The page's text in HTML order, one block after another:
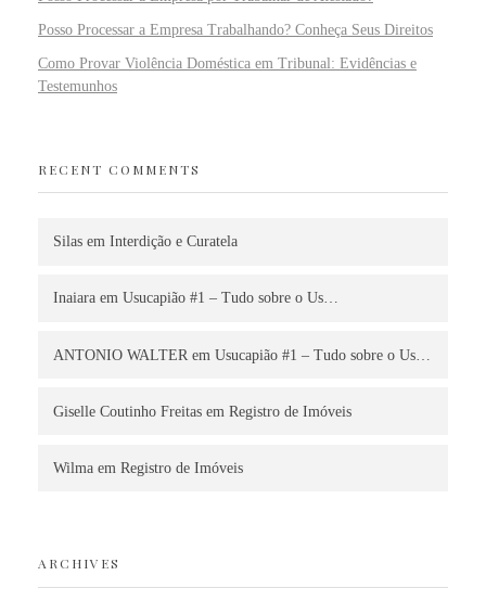
Posso Processar a Empresa Trabalhando? Conheça Seus Direitos
Como Provar Violência Doméstica em Tribunal: Evidências e
Testemunhos
RECENT COMMENTS
Silas em Interdição e Curatela
Inaiara em Usucapião #1 – Tudo sobre o Us…
ANTONIO WALTER em Usucapião #1 – Tudo sobre o Us…
Giselle Coutinho Freitas em Registro de Imóveis
Wilma em Registro de Imóveis
ARCHIVES